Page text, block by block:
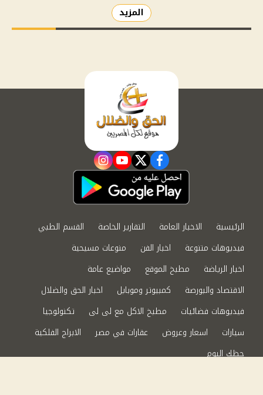
المزيد
facebook
twitter
youtube
instagram
الرئيسية الاخبار العامة التقارير الخاصة
القسم الطبي
فيديوهات متنوعة
اخبار الفن
منوعات مسيحية
اخبار الرياضة
مطبخ الموقع
مواضيع عامة
الاقتصاد والبورصة
كمبيوتر وموبايل
اخبار الحق والضلال
فيديوهات فضائيات
مطبخ الاكل مع لى لى
تكنولوجيا
سيارات
اسعار وعروض عقارات في مصر
الابراج الفلكية
حظك اليوم